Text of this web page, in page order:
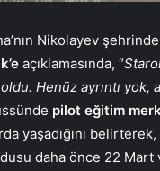
Nikolayev
açıklamasında, “
Henüz ayrıntı yok,
pilot eğitim
yaşadığını belirterek,
daha önce 22 Mart